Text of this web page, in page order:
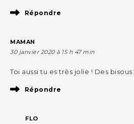
Répondre
MAMAN
30 janvier 2020 à 15 h 47 min
Toi aussi tu es très jolie ! Des
Répondre
FLO